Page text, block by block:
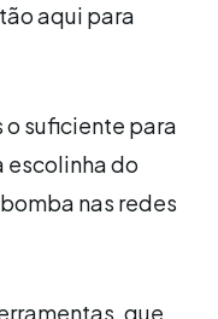
aqui para
o suficiente para
escolinha do
nas redes
que